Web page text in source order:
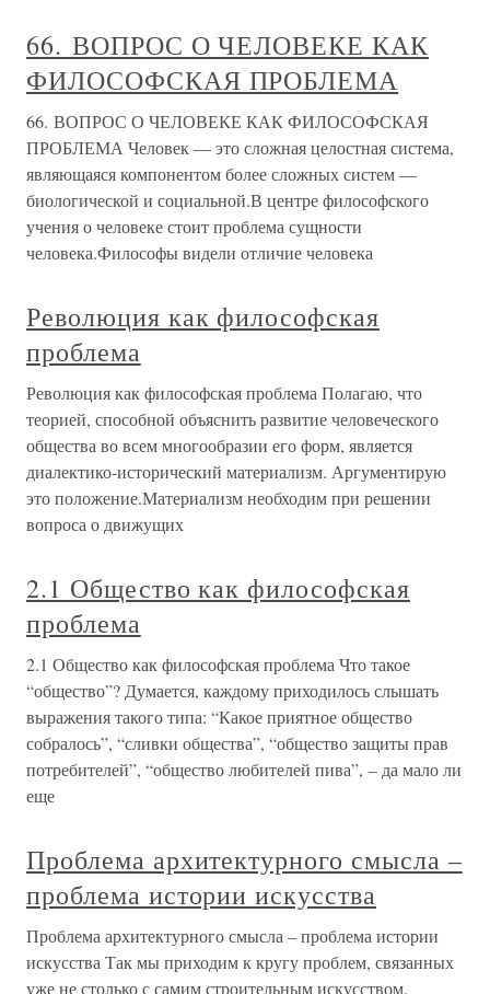
66. ВОПРОС О ЧЕЛОВЕКЕ КАК
ФИЛОСОФСКАЯ ПРОБЛЕМА
66. ВОПРОС О ЧЕЛОВЕКЕ КАК ФИЛОСОФСКАЯ
ПРОБЛЕМА Человек — это сложная целостная система,
являющаяся компонентом более сложных систем —
биологической и социальной.В центре философского
учения о человеке стоит проблема сущности
человека.Философы видели отличие человека
Революция как философская
проблема
Революция как философская проблема Полагаю, что
теорией, способной объяснить развитие человеческого
общества во всем многообразии его форм, является
диалектико-исторический материализм. Аргументирую
это положение.Материализм необходим при решении
вопроса о движущих
2.1 Общество как философская
проблема
2.1 Общество как философская проблема Что такое
“общество”? Думается, каждому приходилось слышать
выражения такого типа: “Какое приятное общество
собралось”, “сливки общества”, “общество защиты прав
потребителей”, “общество любителей пива”, – да мало ли
еще
Проблема архитектурного смысла –
проблема истории искусства
Проблема архитектурного смысла – проблема истории
искусства Так мы приходим к кругу проблем, связанных
уже не столько с самим строительным искусством,